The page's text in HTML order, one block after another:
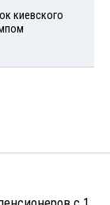
киевского